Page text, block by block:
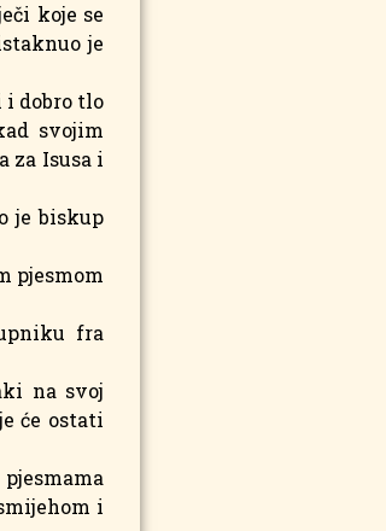
koje se
je
i dobro tlo
svojim
za Isusa i
je biskup
pjesmom
fra
na svoj
će ostati
i